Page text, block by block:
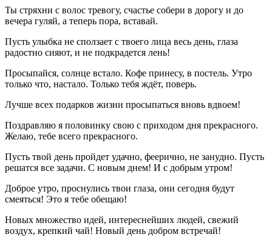
Ты стряхни с волос тревогу, счастье собери в дорогу и до
вечера гуляй, а теперь пора, вставай.
Пусть улыбка не сползает с твоего лица весь день, глаза
радостно сияют, и не подкрадется лень!
Просыпайся, солнце встало. Кофе принесу, в постель. Утро
только что, настало. Только тебя ждёт, поверь.
Лучше всех подарков жизни просыпаться вновь вдвоем!
Поздравляю я половинку свою с приходом дня прекрасного.
Желаю, тебе всего прекрасного.
Пусть твой день пройдет удачно, феерично, не занудно. Пусть
решатся все задачи. С новым днем! И с добрым утром!
Доброе утро, проснулись твои глаза, они сегодня будут
смеяться! Это я тебе обещаю!
Новых множество идей, интереснейших людей, свежий
воздух, крепкий чай! Новый день добром встречай!